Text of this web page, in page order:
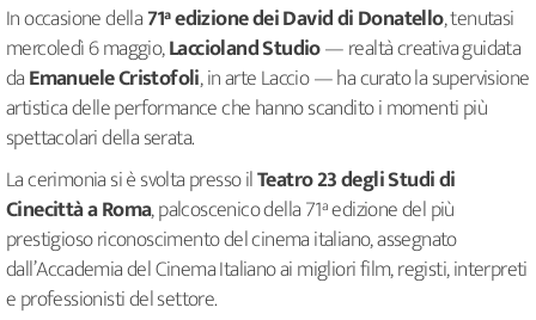
In occasione della71ª edizione dei David di Donatello, tenutasi
mercoledì 6 maggio,Laccioland Studio— realtà creativa guidata
daEmanuele Cristofoli, in arte Laccio — ha curato la supervisione
artistica delle performance che hanno scandito i momenti più
spettacolari della serata.
La cerimonia si è svolta presso ilTeatro 23 degli Studi di
Cinecittà a Roma, palcoscenico della 71ª edizione del più
prestigioso riconoscimento del cinema italiano, assegnato
dall’Accademia del Cinema Italiano ai migliori film, registi, interpreti
e professionisti del settore.